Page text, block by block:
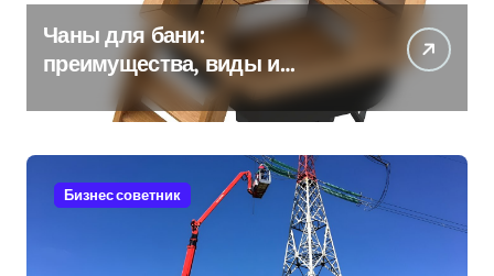
Чаны для бани:
преимущества, виды и
особенности использования
Бизнес советник